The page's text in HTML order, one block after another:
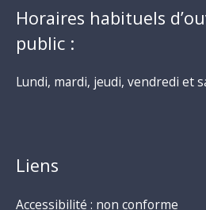
Horaires habituels
public :
Lundi, mardi, jeudi, vendredi et
Liens
Accessibilité : non conforme